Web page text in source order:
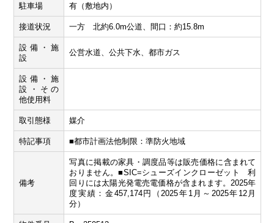
駐車場 有（敷地内）
接道状況 一方 北約6.0m公道、間口：約15.8m
設備・施
設
公営水道、公共下水、都市ガス
設備・施
設・その
他使用料
取引態様 媒介
特記事項 ■都市計画法他制限：準防火地域
備考
写真に掲載の家具・調度品等は販売価格に含まれて
おりません。■SIC=シューズインクローゼット 利
回りには太陽光発電売電価格が含まれます。2025年
度実績：金457,174円（2025年1月～2025年12月
分）